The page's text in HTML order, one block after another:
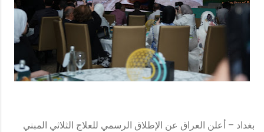
بغداد – أعلن العراق عن الإطلاق الرسمي للعلاج الثلاثي المبني